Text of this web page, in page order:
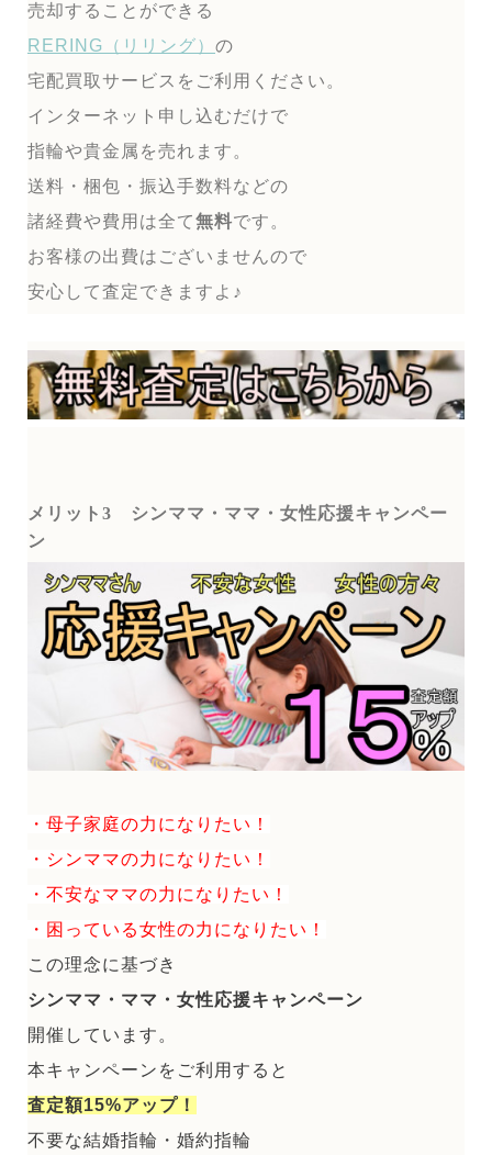
売却することができる
RERING（リリング） の
宅配買取サービスをご利用ください。
インターネット申し込むだけで
指輪や貴金属を売れます。
送料・梱包・振込手数料などの
諸経費や費用は全て無料です。
お客様の出費はございませんので
安心して査定できますよ♪
メリット3
シンママ・ママ・女性応援キャンペー
ン
・母子家庭の力になりたい！
・シンママの力になりたい！
・不安なママの力になりたい！
・困っている女性の力になりたい！
この理念に基づき
シンママ・ママ・女性応援キャンペーン
開催しています。
本キャンペーンをご利用すると
査定額15%アップ！
不要な結婚指輪・婚約指輪